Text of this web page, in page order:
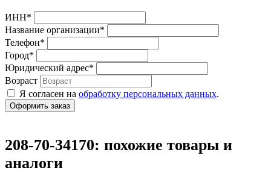
ИНН*
Название организации*
Телефон*
Город*
Юридический адрес*
Возраст
Я согласен на обработку персональных данных.
208-70-34170: похожие товары и
аналоги